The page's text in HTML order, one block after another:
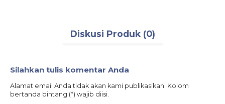
Diskusi Produk (0)
Silahkan tulis komentar Anda
Alamat email Anda tidak akan kami publikasikan. Kolom
bertanda bintang (*) wajib diisi.